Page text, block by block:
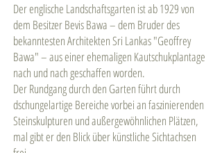
Der englische Landschaftsgarten ist ab 1929 von
dem Besitzer Bevis Bawa – dem Bruder des
bekanntesten Architekten Sri Lankas "Geoffrey
Bawa" – aus einer ehemaligen Kautschukplantage
nach und nach geschaffen worden. ​
Der Rundgang durch den Garten führt durch
dschungelartige Bereiche vorbei an faszinierenden
Steinskulpturen und außergewöhnlichen Plätzen,
mal gibt er den Blick über künstliche Sichtachsen